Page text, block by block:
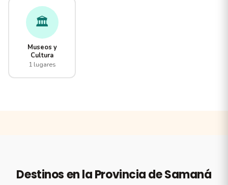
🏛️
Museos y
Cultura
1 lugares
Destinos en la Provincia de Samaná